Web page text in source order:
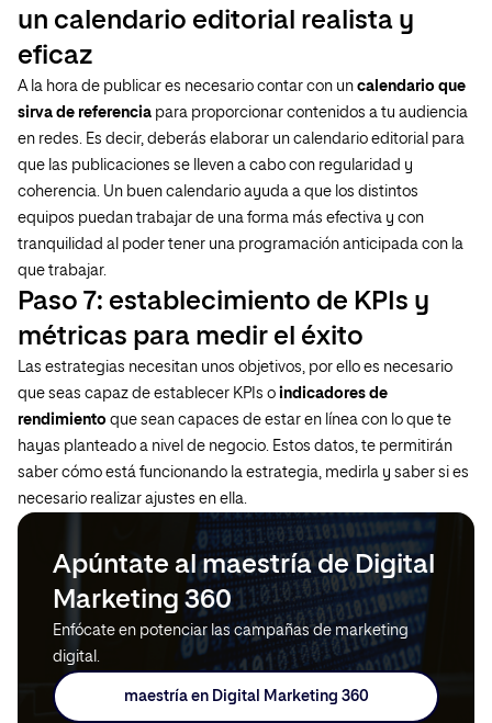
un calendario editorial realista y
eficaz
A la hora de publicar es necesario contar con un calendario que
sirva de referencia para proporcionar contenidos a tu audiencia
en redes. Es decir, deberás elaborar un calendario editorial para
que las publicaciones se lleven a cabo con regularidad y
coherencia. Un buen calendario ayuda a que los distintos
equipos puedan trabajar de una forma más efectiva y con
tranquilidad al poder tener una programación anticipada con la
que trabajar.
Paso 7: establecimiento de KPIs y
métricas para medir el éxito
Las estrategias necesitan unos objetivos, por ello es necesario
que seas capaz de establecer KPIs o indicadores de
rendimiento que sean capaces de estar en línea con lo que te
hayas planteado a nivel de negocio. Estos datos, te permitirán
saber cómo está funcionando la estrategia, medirla y saber si es
necesario realizar ajustes en ella.
Apúntate al maestría de Digital
Marketing 360
Enfócate en potenciar las campañas de marketing
digital.
maestría en Digital Marketing 360